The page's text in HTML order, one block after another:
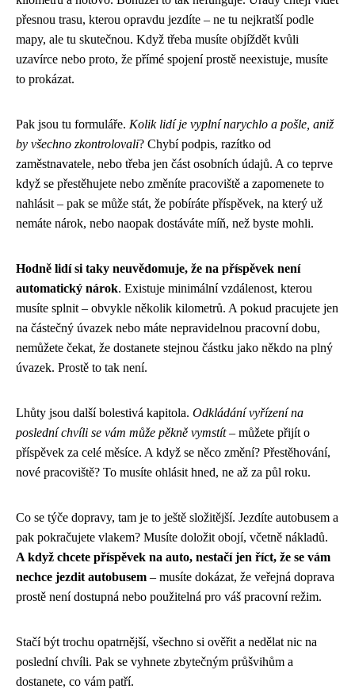
přesnou trasu, kterou opravdu jezdíte – ne tu nejkratší podle
mapy, ale tu skutečnou. Když třeba musíte objíždět kvůli
uzavírce nebo proto, že přímé spojení prostě neexistuje, musíte
to prokázat.
Pak jsou tu formuláře. Kolik lidí je vyplní narychlo a pošle, aniž
by všechno zkontrolovali? Chybí podpis, razítko od
zaměstnavatele, nebo třeba jen část osobních údajů. A co teprve
když se přestěhujete nebo změníte pracoviště a zapomenete to
nahlásit – pak se může stát, že pobíráte příspěvek, na který už
nemáte nárok, nebo naopak dostáváte míň, než byste mohli.
Hodně lidí si taky neuvědomuje, že na příspěvek není
automatický nárok. Existuje minimální vzdálenost, kterou
musíte splnit – obvykle několik kilometrů. A pokud pracujete jen
na částečný úvazek nebo máte nepravidelnou pracovní dobu,
nemůžete čekat, že dostanete stejnou částku jako někdo na plný
úvazek. Prostě to tak není.
Lhůty jsou další bolestivá kapitola. Odkládání vyřízení na
poslední chvíli se vám může pěkně vymstít– můžete přijít o
příspěvek za celé měsíce. A když se něco změní? Přestěhování,
nové pracoviště? To musíte ohlásit hned, ne až za půl roku.
Co se týče dopravy, tam je to ještě složitější. Jezdíte autobusem a
pak pokračujete vlakem? Musíte doložit obojí, včetně nákladů.
A když chcete příspěvek na auto, nestačí jen říct, že se vám
nechce jezdit autobusem – musíte dokázat, že veřejná doprava
prostě není dostupná nebo použitelná pro váš pracovní režim.
Stačí být trochu opatrnější, všechno si ověřit a nedělat nic na
poslední chvíli. Pak se vyhnete zbytečným průšvihům a
dostanete, co vám patří.